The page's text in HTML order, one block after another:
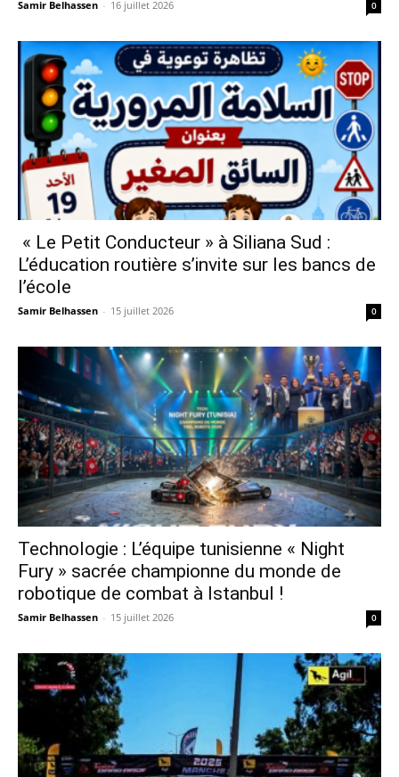
Samir Belhassen - 16 juillet 2026 0
« Le Petit Conducteur » à Siliana Sud :
L’éducation routière s’invite sur les bancs de
l’école
Samir Belhassen - 15 juillet 2026 0
Technologie : L’équipe tunisienne « Night
Fury » sacrée championne du monde de
robotique de combat à Istanbul !
Samir Belhassen - 15 juillet 2026 0